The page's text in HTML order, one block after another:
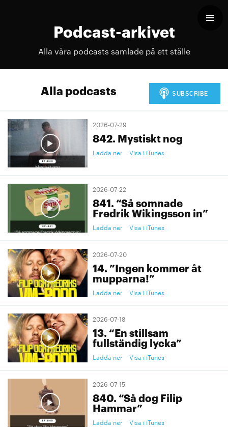
Podcast-arkivet
Alla våra podcasts samlade på ett ställe
Alla podcasts
2026-07-29
842. Mystiskt nog
Ladda ner Visa i iTunes
2026-07-22
841. “Så somnade
Fredrik Wikingsson in”
Ladda ner Visa i iTunes
2026-07-20
14. ”Ingen kommer åt
mupparna!”
Ladda ner Visa i iTunes
2026-07-18
13. “En stillsam
fullständig lycka”
Ladda ner Visa i iTunes
2026-07-15
840. “Så dog Filip
Hammar”
Ladda ner Visa i iTunes